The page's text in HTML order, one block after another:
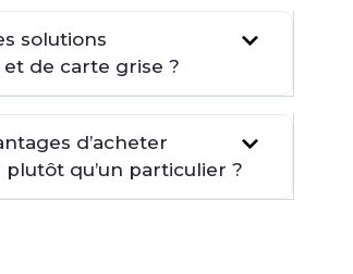
solutions
de carte grise ?
d’acheter
plutôt qu’un particulier ?